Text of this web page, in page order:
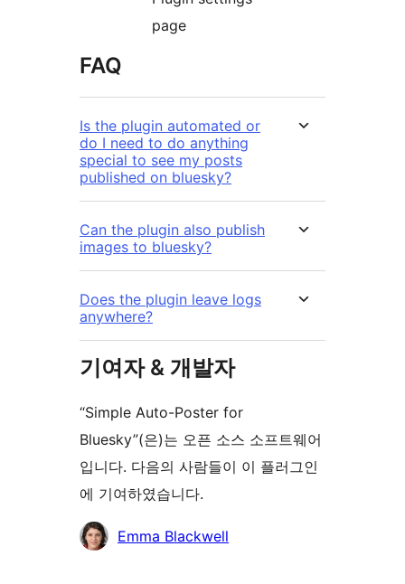
page
FAQ
Is the plugin automated or
do I need to do anything
special to see my posts
published on bluesky?
Can the plugin also publish
images to bluesky?
Does the plugin leave logs
anywhere?
기여자 & 개발자
“Simple Auto-Poster for
Bluesky”(은)는 오픈 소스 소프트웨어
입니다. 다음의 사람들이 이 플러그인
에 기여하였습니다.
기
Emma Blackwell